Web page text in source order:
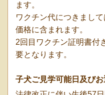
ます。
ワクチン代につきまし
価格に含まれます。
2回目ワクチン証明書付
要となります。
子犬ご見学可能日及び